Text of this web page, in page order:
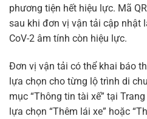
phương tiện hết hiệu lực. Mã
sau khi đơn vị vận tải cập nhật
CoV-2 âm tính còn hiệu lực.
Đơn vị vận tải có thể khai báo
lựa chọn cho từng lộ trình di
mục “Thông tin tài xế” tại
lựa chọn “Thêm lái xe” hoặc